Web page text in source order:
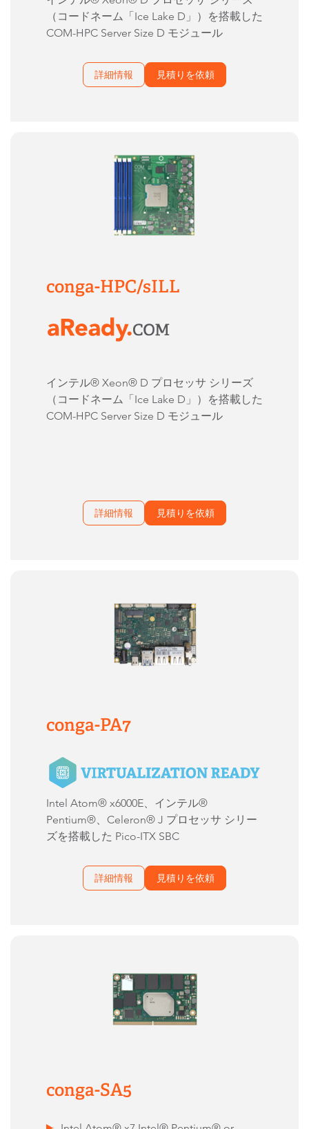
（コードネーム「Ice Lake D」）を搭載した
COM-HPC Server Size D モジュール
詳細情報 見積りを依頼
conga-HPC/sILL
インテル® Xeon® D プロセッサ シリーズ
（コードネーム「Ice Lake D」）を搭載した
COM-HPC Server Size D モジュール
詳細情報 見積りを依頼
conga-PA7
Intel Atom® x6000E、インテル®
Pentium®、Celeron® J プロセッサ シリー
ズを搭載した Pico-ITX SBC
詳細情報 見積りを依頼
conga-SA5